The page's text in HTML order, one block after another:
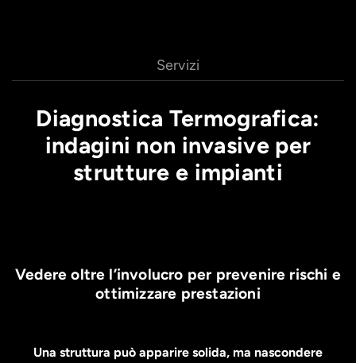
Servizi
Diagnostica Termografica:
indagini non invasive per
strutture e impianti
Vedere oltre l’involucro per prevenire rischi e
ottimizzare prestazioni
Una struttura può apparire solida, ma nascondere